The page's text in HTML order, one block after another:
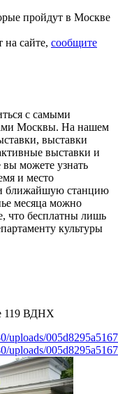
пройдут в Москве
на сайте, сообщите
с самыми
Москвы. На нашем
выставки
выставки и
можете узнать
и место
и ближайшую станцию
месяца можно
что бесплатны лишь
культуры
119 ВДНХ
uploads/
uploads/